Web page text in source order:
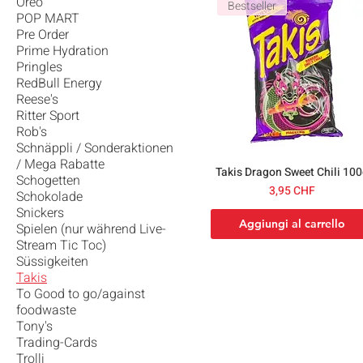
POP MART
Pre Order
Prime Hydration
Pringles
RedBull Energy
Reese's
Ritter Sport
Rob's
Schnäppli / Sonderaktionen
/ Mega Rabatte
Schogetten
Schokolade
Snickers
Spielen (nur während Live-
Stream Tic Toc)
Süssigkeiten
Takis
To Good to go/against
foodwaste
Tony's
Trading-Cards
Trolli
Bestseller
Takis Dragon Sweet Chili
Prezzo
3,95 CHF
Aggiungi al carrello